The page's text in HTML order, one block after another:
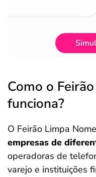
Como o
funciona?
O Feirão Limpa Nome
empresas de
operadoras de
varejo e instituições